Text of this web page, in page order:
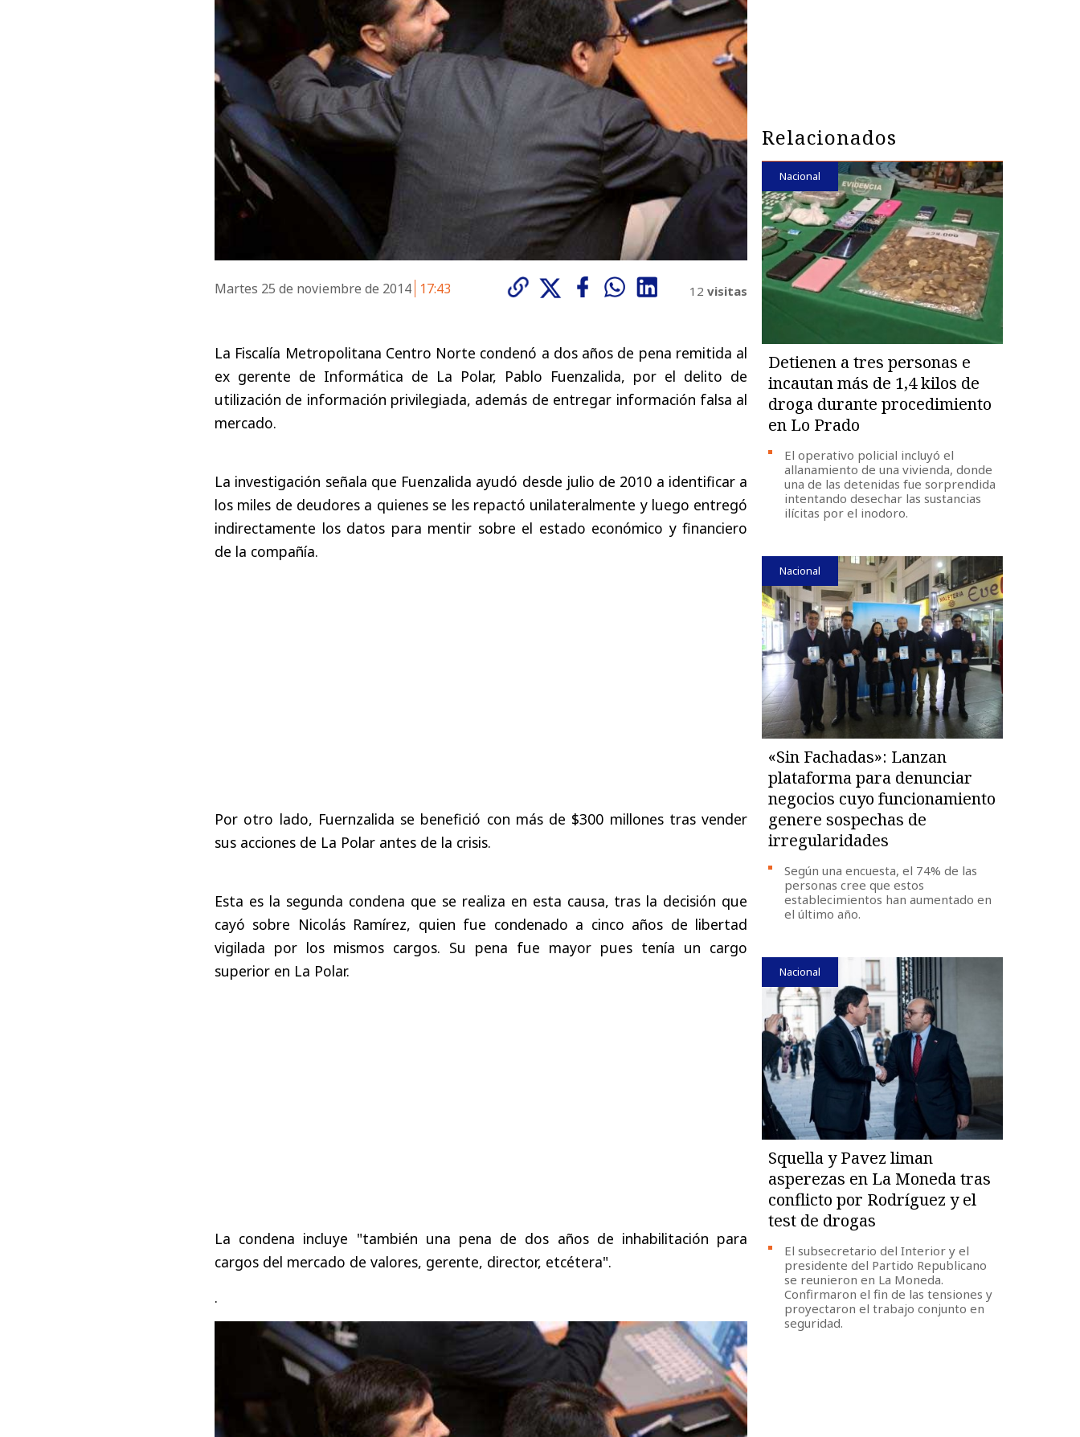
Martes 25 de noviembre de 2014 17:43 12 visitas
La Fiscalía Metropolitana Centro Norte condenó a dos años de pena remitida al
ex gerente de Informática de La Polar, Pablo Fuenzalida, por el delito de
utilización de información privilegiada, además de entregar información falsa al
mercado.
La investigación señala que Fuenzalida ayudó desde julio de 2010 a identificar a
los miles de deudores a quienes se les repactó unilateralmente y luego entregó
indirectamente los datos para mentir sobre el estado económico y financiero
de la compañía.
Por otro lado, Fuernzalida se benefició con más de $300 millones tras vender
sus acciones de La Polar antes de la crisis.
Esta es la segunda condena que se realiza en esta causa, tras la decisión que
cayó sobre Nicolás Ramírez, quien fue condenado a cinco años de libertad
vigilada por los mismos cargos. Su pena fue mayor pues tenía un cargo
superior en La Polar.
La condena incluye "también una pena de dos años de inhabilitación para
cargos del mercado de valores, gerente, director, etcétera".
.
Relacionados
Nacional
Detienen a tres personas e
incautan más de 1,4 kilos de
droga durante procedimiento
en Lo Prado
El operativo policial incluyó el
allanamiento de una vivienda, donde
una de las detenidas fue sorprendida
intentando desechar las sustancias
ilícitas por el inodoro.
Nacional
«Sin Fachadas»: Lanzan
plataforma para denunciar
negocios cuyo funcionamiento
genere sospechas de
irregularidades
Según una encuesta, el 74% de las
personas cree que estos
establecimientos han aumentado en
el último año.
Nacional
Squella y Pavez liman
asperezas en La Moneda tras
conflicto por Rodríguez y el
test de drogas
El subsecretario del Interior y el
presidente del Partido Republicano
se reunieron en La Moneda.
Confirmaron el fin de las tensiones y
proyectaron el trabajo conjunto en
seguridad.